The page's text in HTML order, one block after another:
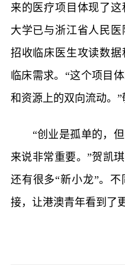
来的医疗项目体现了
大学已与浙江省人民
招收临床医生攻读数
临床需求。“这个项目
和资源上的双向流动。”
“创业是孤单的，但
来说非常重要。”贺凯
还有很多“新小龙”。
接，让港澳青年看到了